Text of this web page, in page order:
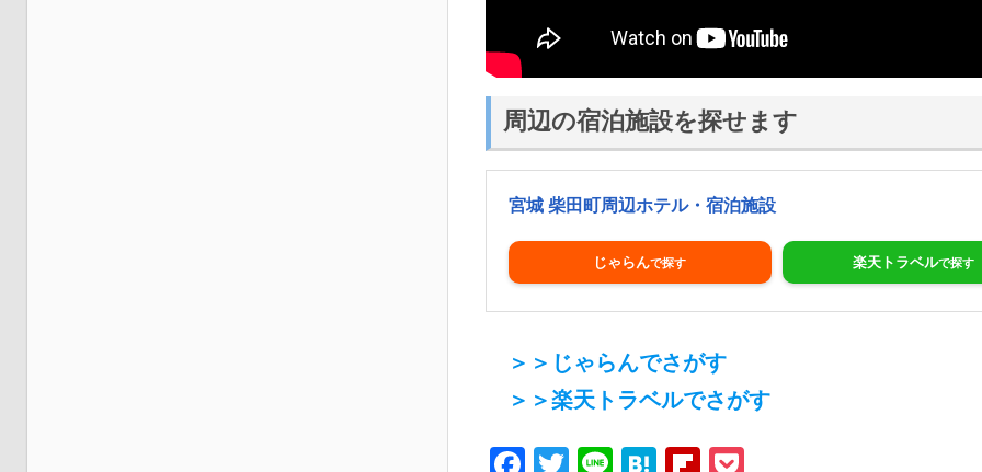
周辺の宿泊施設を探せます
宮城 柴田町周辺ホテル・宿泊施設
じゃらん 楽天トラベル
＞＞じゃらんでさがす
＞＞楽天トラベルでさがす